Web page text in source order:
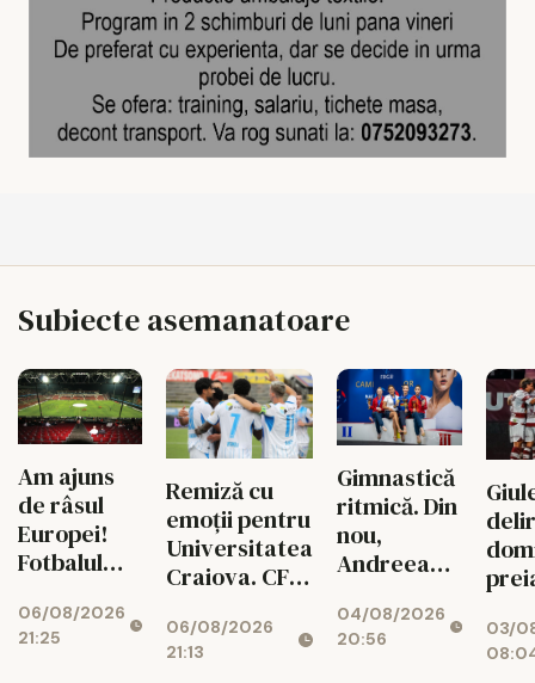
Subiecte asemanatoare
Am ajuns
de râsul
Europei!
Fotbalul
victima
propriei
06/08/2026
21:25
Remiză cu
emoții pentru
Universitatea
Craiova. CFR
în Gruia!
06/08/2026
21:13
Gimnastică
ritmică. Din
nou,
Andreea
mai bună!
04/08/2026
20:56
03/